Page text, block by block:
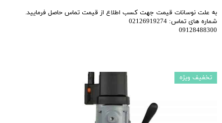
به علت نوسانات قیمت جهت کسب اطلاع از قیمت تماس حاصل فرمایید.
شماره های تماس: 02126919274
09128488300
تخفیف ویژه